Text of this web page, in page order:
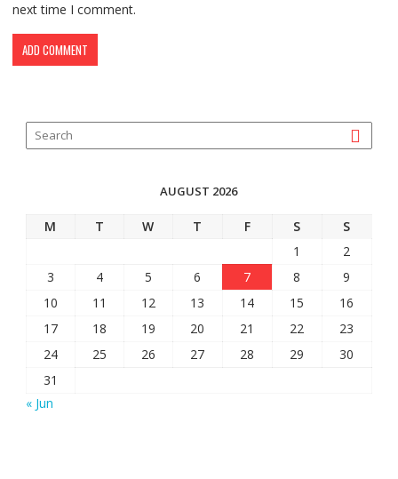
next time I comment.
AUGUST 2026
M T W T F S
S
1
2
3
4 5 6 7 8
9
10
11 12 13 14 15
16
17
18 19 20 21 22
23
24
25 26 27 28 29
30
31
« Jun